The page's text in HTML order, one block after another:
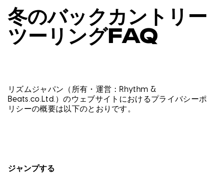
レンタル
店舗情報
冬のバックカントリー
ツーリングFAQ
リズムジャパン（所有・運営：Rhythm &
Beats.co.Ltd.）のウェブサイトにおけるプライバシーポ
リシーの概要は以下のとおりです。
ジャンプする